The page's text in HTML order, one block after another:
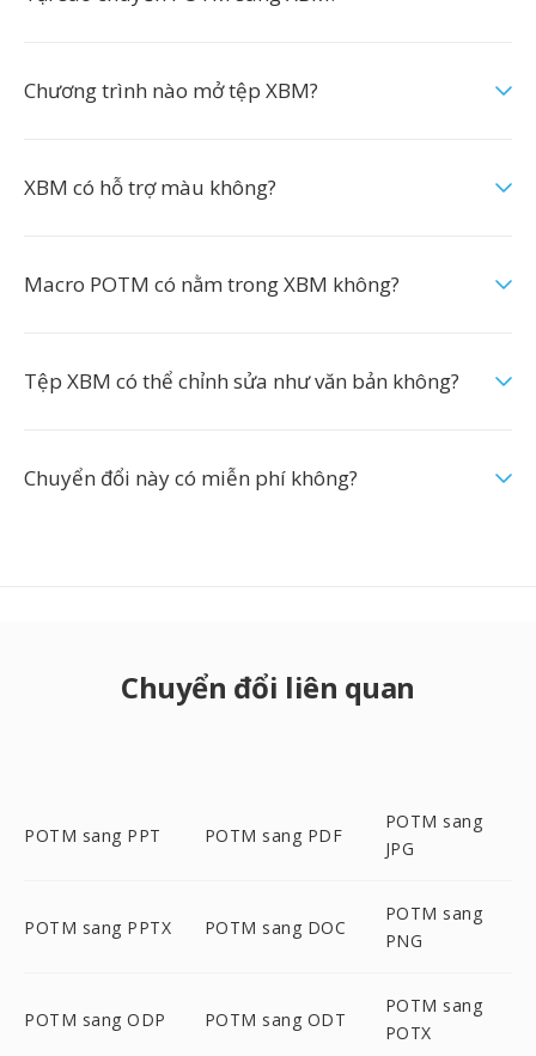
Chương trình nào mở tệp XBM?
XBM có hỗ trợ màu không?
Macro POTM có nằm trong XBM không?
Tệp XBM có thể chỉnh sửa như văn bản không?
Chuyển đổi này có miễn phí không?
Chuyển đổi liên quan
POTM sang PPT POTM sang PDF
POTM sang
JPG
POTM sang PPTX POTM sang DOC
POTM sang
PNG
POTM sang ODP POTM sang ODT
POTM sang
POTX